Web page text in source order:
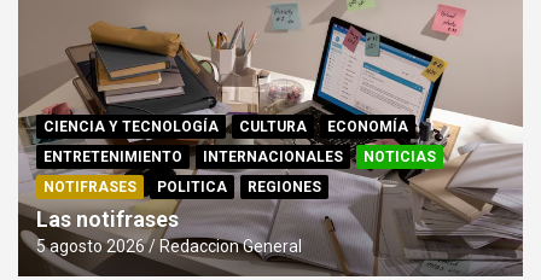
CIENCIA Y TECNOLOGÍA CULTURA
ECONOMÍA
ENTRETENIMIENTO
INTERNACIONALES
NOTICIAS
NOTIFRASES
POLITICA REGIONES
Las notifrases
5 agosto 2026 Redaccion General